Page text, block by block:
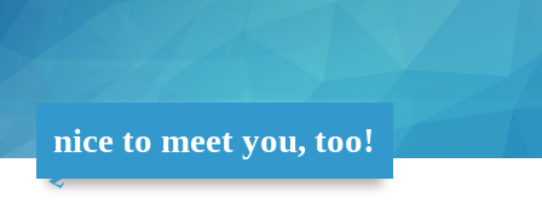
nice to meet you, too!